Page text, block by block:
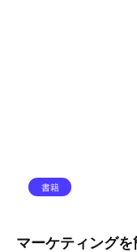
書籍
マーケティングを